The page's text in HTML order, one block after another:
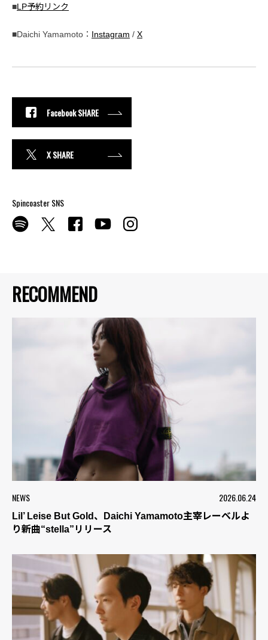
RECOMMEND
NEWS 2026.06.24
Lil’ Leise But Gold、Daichi Yamamoto主宰レーベルよ
り新曲“stella”リリース
■LP予約リンク
■Daichi Yamamoto： Instagram / X
Facebook SHARE
X SHARE
Spincoaster SNS